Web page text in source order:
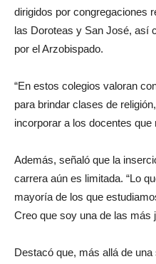
dirigidos por congregaciones
las Doroteas y San José, así
por el Arzobispado.
“En estos colegios valoran
para brindar clases de
incorporar a los docentes que
Además, señaló que la
carrera aún es limitada. “Lo
mayoría de los que
Creo que soy una de las más
Destacó que, más allá de